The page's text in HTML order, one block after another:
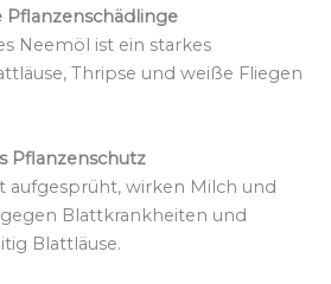
Neemöl ist ein starkes
Thripse und weiße Fliegen
Pflanzenschutz
aufgesprüht, wirken Milch und
Blattkrankheiten und
Blattläuse.